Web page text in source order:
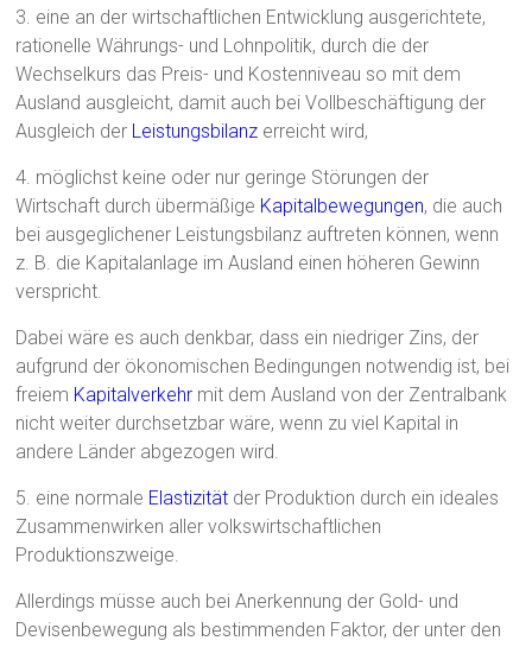
3. eine an der wirtschaftlichen Entwicklung ausgerichtete,
rationelle Währungs- und Lohnpolitik, durch die der
Wechselkurs das Preis- und Kostenniveau so mit dem
Ausland ausgleicht, damit auch bei Vollbeschäftigung der
Ausgleich der Leistungsbilanz erreicht wird,
4. möglichst keine oder nur geringe Störungen der
Wirtschaft durch übermäßige Kapitalbewegungen, die auch
bei ausgeglichener Leistungsbilanz auftreten können, wenn
z. B. die Kapitalanlage im Ausland einen höheren Gewinn
verspricht.
Dabei wäre es auch denkbar, dass ein niedriger Zins, der
aufgrund der ökonomischen Bedingungen notwendig ist, bei
freiem Kapitalverkehr mit dem Ausland von der Zentralbank
nicht weiter durchsetzbar wäre, wenn zu viel Kapital in
andere Länder abgezogen wird.
5. eine normale Elastizität der Produktion durch ein ideales
Zusammenwirken aller volkswirtschaftlichen
Produktionszweige.
Allerdings müsse auch bei Anerkennung der Gold- und
Devisenbewegung als bestimmenden Faktor, der unter den